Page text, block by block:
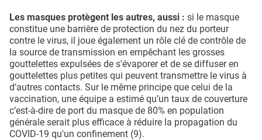
Les masques protègent les autres, aussi : si le masque
constitue une barrière de protection du nez du porteur
contre le virus, il joue également un rôle clé de contrôle de
la source de transmission en empêchant les grosses
gouttelettes expulsées de s'évaporer et de se diffuser en
gouttelettes plus petites qui peuvent transmettre le virus à
d’autres contacts. Sur le même principe que celui de la
vaccination, une équipe a estimé qu’un taux de couverture
c’est-à-dire de port du masque de 80% en population
générale serait plus efficace à réduire la propagation du
COVID-19 qu'un confinement (9).